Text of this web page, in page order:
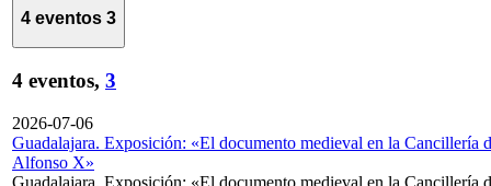
4 eventos 3
4 eventos, 3
2026-07-06
Guadalajara. Exposición: «El documento medieval en la Cancillería
Alfonso X»
Guadalajara. Exposición: «El documento medieval en la Cancillería